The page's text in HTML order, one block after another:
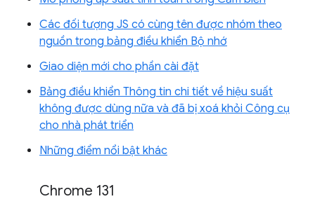
Các đối tượng JS có cùng tên được nhóm theo
nguồn trong bảng điều khiển Bộ nhớ
Giao diện mới cho phần cài đặt
Bảng điều khiển Thông tin chi tiết về hiệu suất
không được dùng nữa và đã bị xoá khỏi Công cụ
cho nhà phát triển
Những điểm nổi bật khác
Chrome 131